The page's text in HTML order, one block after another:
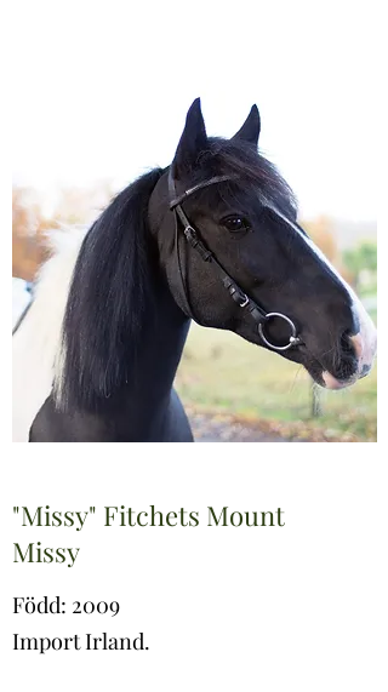
"Missy" Fitchets Mount
Missy
Född: 2009
Import Irland.